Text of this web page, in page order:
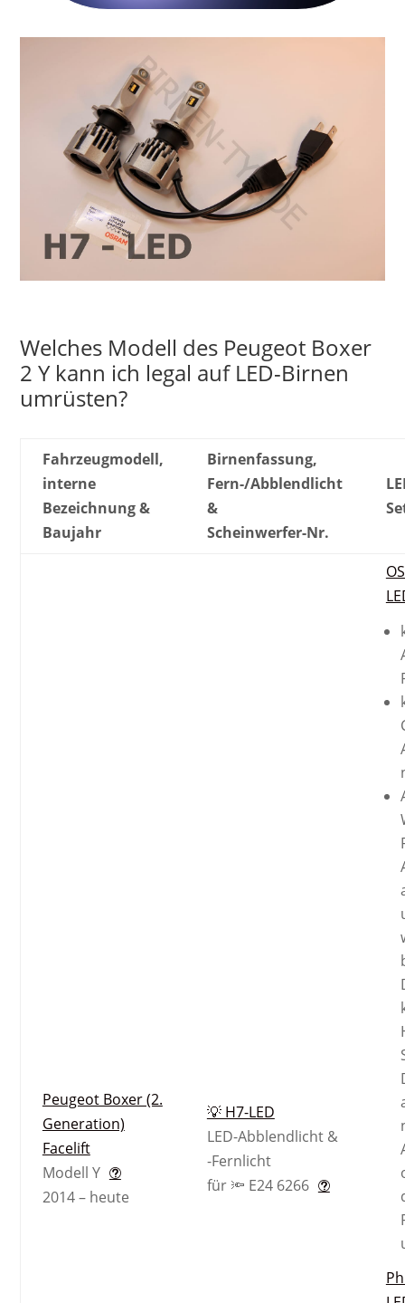
Welches Modell des Peugeot Boxer
2 Y kann ich legal auf LED-Birnen
umrüsten?
Fahrzeugmodell,
interne
Bezeichnung &
Baujahr
Birnenfassung,
Fern-/Abblendlicht
&
Scheinwerfer-Nr.
Peugeot Boxer (2.
Generation)
Facelift
Modell Y
2014 – heute
💡 H7-LED
LED-Abblendlicht &
-Fernlicht
für 🔦 E24 6266